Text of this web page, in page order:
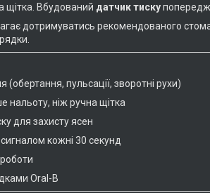
щітка. Вбудований датчик тиску
дотримуватись рекомендованого
(обертання, пульсації, зворотні рухи)
нальоту, ніж ручна щітка
для захисту ясен
кожні 30 секунд
Oral-B